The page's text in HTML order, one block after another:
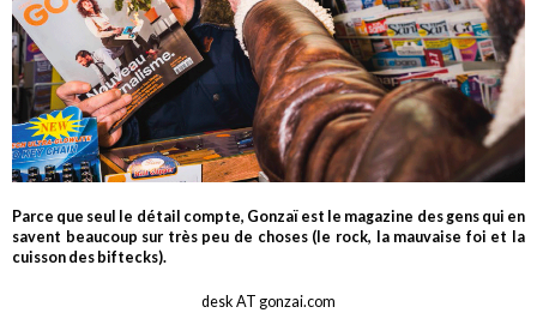
ARTICLES RÉCENTS
Dans le vortex des jeux vidéo consacrés à la pêche
On a parlé Dolce Vita et lutte des classes avec Bernardino
Femminielli
Gilb’R : « Être encore là 30 ans après, c’est miraculeux »
Plage de Rock : et si on allait à Saint Trop’ cet été ?